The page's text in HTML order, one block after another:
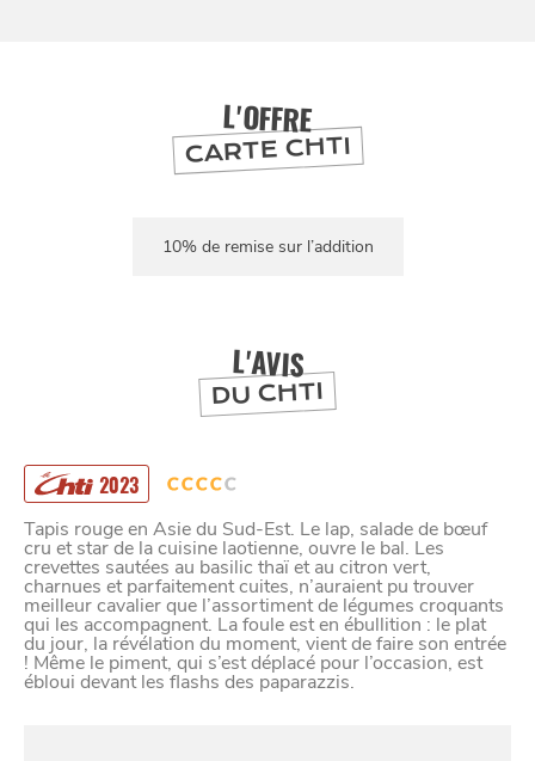
L'AVIS
DU CHTI
2023
Tapis rouge en Asie du Sud-Est. Le lap, salade de bœuf
cru et star de la cuisine laotienne, ouvre le bal. Les
crevettes sautées au basilic thaï et au citron vert,
charnues et parfaitement cuites, n’auraient pu trouver
meilleur cavalier que l’assortiment de légumes croquants
qui les accompagnent. La foule est en ébullition : le plat
du jour, la révélation du moment, vient de faire son entrée
! Même le piment, qui s’est déplacé pour l’occasion, est
ébloui devant les flashs des paparazzis.
L'OFFRE
CARTE CHTI
10% de remise sur l’addition